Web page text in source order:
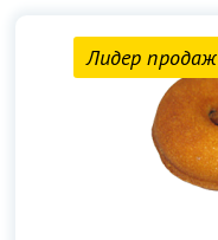
Лидер продаж